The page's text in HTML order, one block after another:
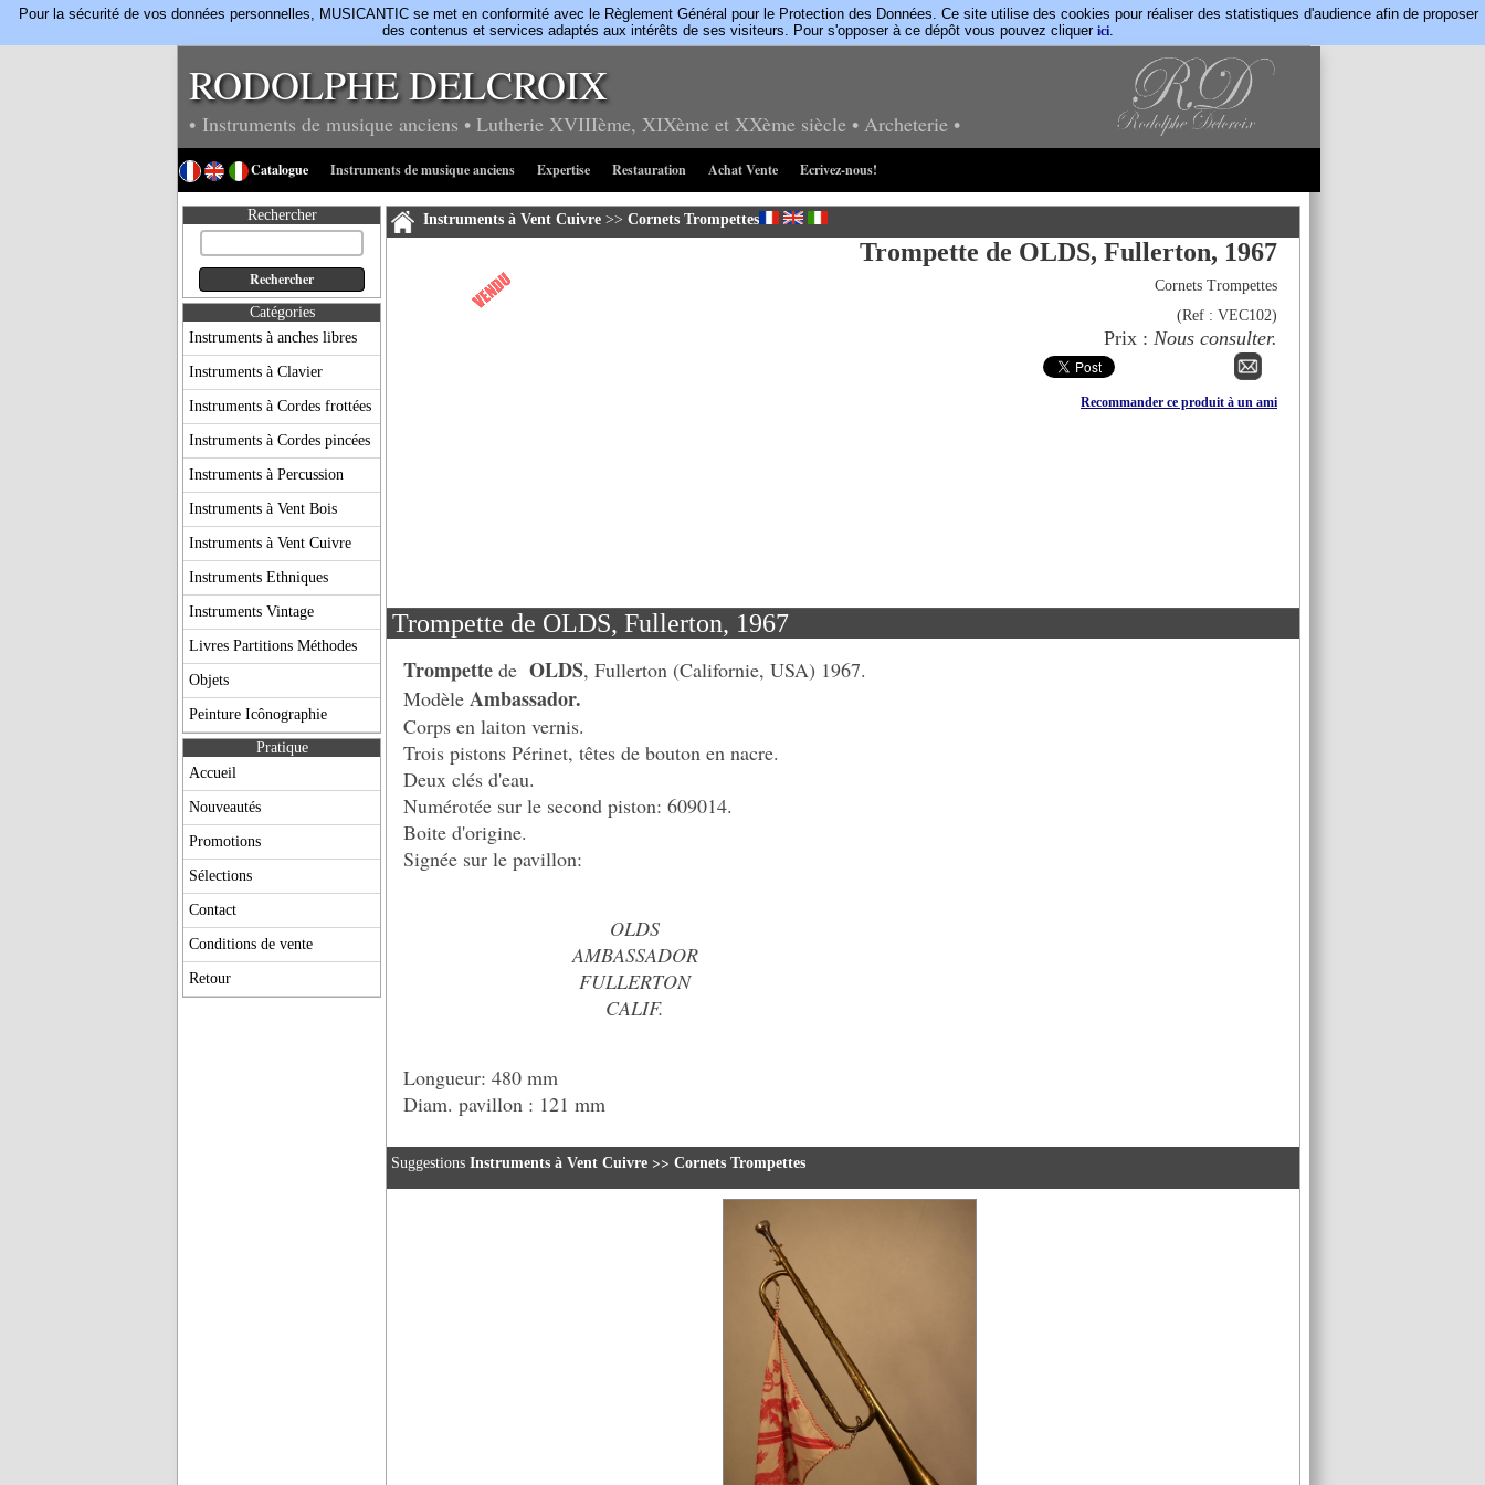
Pour la sécurité de vos données personnelles, MUSICANTIC se met en conformité avec le Règlement Général pour le Protection des Données. Ce site utilise des cookies pour réaliser des statistiques d'audience afin de proposer
des contenus et services adaptés aux intérêts de ses visiteurs. Pour s'opposer à ce dépôt vous pouvez cliquer ici.
RODOLPHE DELCROIX
• Instruments de musique anciens • Lutherie XVIIIème, XIXème et XXème siècle • Archeterie •
Catalogue Instruments de musique anciens Expertise Restauration Achat Vente Ecrivez-nous!
Rechercher
Catégories
Instruments à anches libres
Instruments à Clavier
Instruments à Cordes frottées
Instruments à Cordes pincées
Instruments à Percussion
Instruments à Vent Bois
Instruments à Vent Cuivre
Instruments Ethniques
Instruments Vintage
Livres Partitions Méthodes
Objets
Peinture Icônographie
Pratique
Accueil
Nouveautés
Promotions
Sélections
Contact
Conditions de vente
Retour
Instruments à Vent Cuivre>> Cornets Trompettes
Trompette de OLDS, Fullerton, 1967
Cornets Trompettes
(Ref : VEC102)
Prix : Nous consulter.
Recommander ce produit à un ami
Trompette de OLDS, Fullerton, 1967
Trompette de OLDS, Fullerton (Californie, USA) 1967.
Modèle Ambassador.
Corps en laiton vernis.
Trois pistons Périnet, têtes de bouton en nacre.
Deux clés d'eau.
Numérotée sur le second piston: 609014.
Boite d'origine.
Signée sur le pavillon:
OLDS
AMBASSADOR
FULLERTON
CALIF.
Longueur: 480 mm
Diam. pavillon : 121 mm
Suggestions Instruments à Vent Cuivre >> Cornets Trompettes